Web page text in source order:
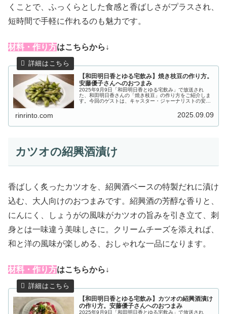
くことで、ふっくらとした食感と香ばしさがプラスされ、
短時間で手軽に作れるのも魅力です。
材料・作り方はこちらから↓
【和田明日香とゆる宅飲み】焼き枝豆の作り方。
安藤優子さんへのおつまみ
2025年9月9日「和田明日香とゆる宅飲み」で放送され
た、和田明日香さんの「焼き枝豆」の作り方をご紹介しま
す。今回のゲストは、キャスター・ジャーナリストの安藤
rinrinto.com 2025.09.09
カツオの紹興酒漬け
香ばしく炙ったカツオを、紹興酒ベースの特製だれに漬け
込む、大人向けのおつまみです。紹興酒の芳醇な香りと、
にんにく、しょうがの風味がカツオの旨みを引き立て、刺
身とは一味違う美味しさに。クリームチーズを添えれば、
和と洋の風味が楽しめる、おしゃれな一品になります。
材料・作り方はこちらから↓
【和田明日香とゆる宅飲み】カツオの紹興酒漬け
の作り方。安藤優子さんへのおつまみ
2025年9月9日「和田明日香とゆる宅飲み」で放送され